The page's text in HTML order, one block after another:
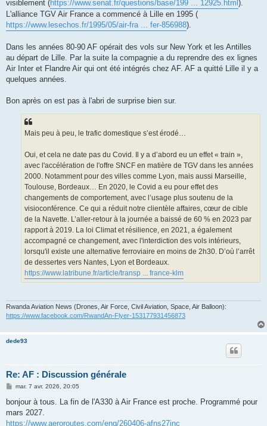
visiblement (https://www.senat.fr/questions/base/199 ... 12925.html ).
L'alliance TGV Air France a commencé à Lille en 1995 (
https://www.lesechos.fr/1995/05/air-fra ... fer-856988).
Dans les années 80-90 AF opérait des vols sur New York et les Antilles
au départ de Lille. Par la suite la compagnie a du reprendre des ex lignes
Air Inter et Flandre Air qui ont été intégrés chez AF. AF a quitté Lille il y a
quelques années.
Bon après on est pas à l'abri de surprise bien sur.
Mais peu à peu, le trafic domestique s’est érodé…
Oui, et cela ne date pas du Covid. Il y a d’abord eu un effet « train »,
avec l'accélération de l'offre SNCF en matière de TGV dans les années
2000. Notamment pour des villes comme Lyon, mais aussi Marseille,
Toulouse, Bordeaux… En 2020, le Covid a eu pour effet des
changements de comportement, avec l’usage plus soutenu de la
visioconférence. Ce qui a réduit notre clientèle affaires, cœur de cible
de la Navette. L’aller-retour à la journée a baissé de 60 % en 2023 par
rapport à 2019. La loi Climat et résilience, en 2021, a également
accompagné ce changement, avec l'interdiction des vols intérieurs,
lorsqu'il existe une alternative ferroviaire en moins de 2h30. D’où l’arrêt
de dessertes vers Nantes, Lyon et Bordeaux.
https://www.latribune.fr/article/transp ... france-klm
Rwanda Aviation News (Drones, Air Force, Civil Aviation, Space, Air Balloon):
https://www.facebook.com/RwandAn-Flyer-153177931456873
dede93
Re: AF : Discussion générale
M
s
a
g
mar. 7 avr. 2026, 20:05
bonjour à tous. La fin de l'A330 à Air France est proche. Programmé pour
mars 2027.
https://www.aeroroutes.com/eng/260406-afns27inc